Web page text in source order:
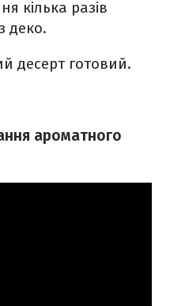
кілька разів
деко.
десерт готовий.
ароматного